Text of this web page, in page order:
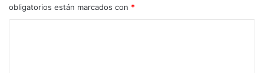
obligatorios están marcados con *